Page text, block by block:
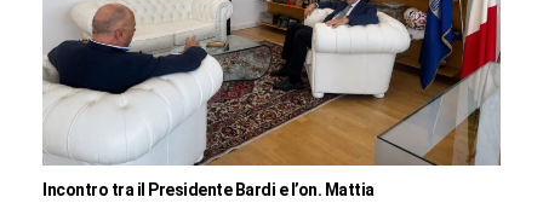
Incontro tra il Presidente Bardi e l’on. Mattia